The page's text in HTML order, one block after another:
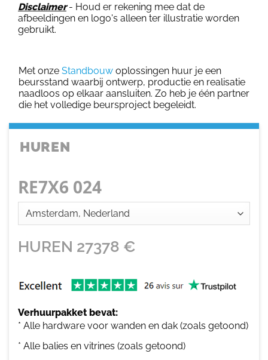
Disclaimer- Houd er rekening mee dat de
afbeeldingen en logo's alleen ter illustratie worden
gebruikt.
Met onze Standbouw oplossingen huur je een
beursstand waarbij ontwerp, productie en realisatie
naadloos op elkaar aansluiten. Zo heb je één partner
die het volledige beursproject begeleidt.
HUREN
RE7X6 024
HUREN 27378 €
Verhuurpakket bevat:
* Alle hardware voor wanden en dak (zoals getoond)
* Alle balies en vitrines (zoals getoond)